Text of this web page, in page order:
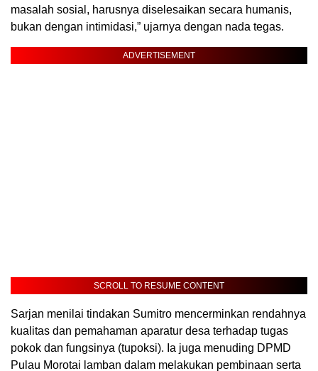
masalah sosial, harusnya diselesaikan secara humanis,
bukan dengan intimidasi,” ujarnya dengan nada tegas.
ADVERTISEMENT
SCROLL TO RESUME CONTENT
Sarjan menilai tindakan Sumitro mencerminkan rendahnya
kualitas dan pemahaman aparatur desa terhadap tugas
pokok dan fungsinya (tupoksi). Ia juga menuding DPMD
Pulau Morotai lamban dalam melakukan pembinaan serta